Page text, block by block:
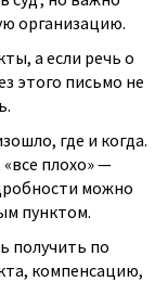
организацию.
а если речь о
этого письмо не
где и когда.
плохо» —
можно
пунктом.
получить по
компенсацию,